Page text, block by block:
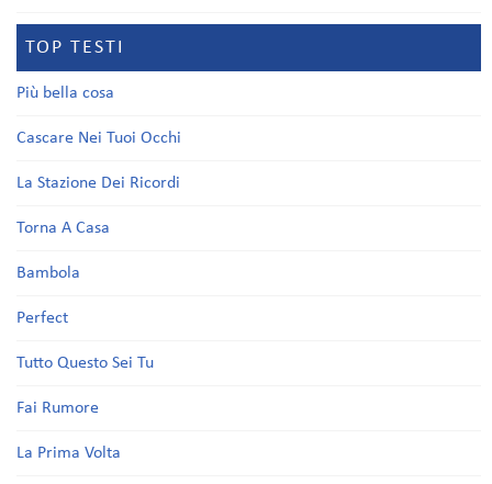
TOP TESTI
Più bella cosa
Cascare Nei Tuoi Occhi
La Stazione Dei Ricordi
Torna A Casa
Bambola
Perfect
Tutto Questo Sei Tu
Fai Rumore
La Prima Volta